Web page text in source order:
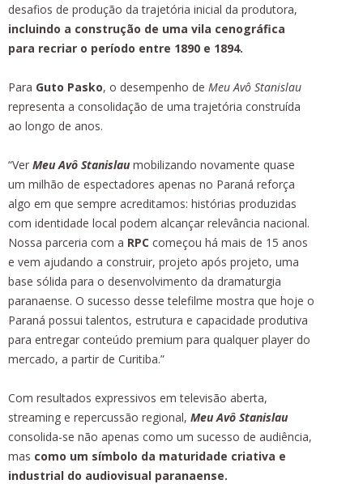
desafios de produção da trajetória inicial da produtora,
incluindo a construção de uma vila cenográfica
para recriar o período entre 1890 e 1894.
Para Guto Pasko, o desempenho de Meu Avô Stanislau
representa a consolidação de uma trajetória construída
ao longo de anos.
“Ver Meu Avô Stanislau mobilizando novamente quase
um milhão de espectadores apenas no Paraná reforça
algo em que sempre acreditamos: histórias produzidas
com identidade local podem alcançar relevância nacional.
Nossa parceria com a RPC começou há mais de 15 anos
e vem ajudando a construir, projeto após projeto, uma
base sólida para o desenvolvimento da dramaturgia
paranaense. O sucesso desse telefilme mostra que hoje o
Paraná possui talentos, estrutura e capacidade produtiva
para entregar conteúdo premium para qualquer player do
mercado, a partir de Curitiba.”
Com resultados expressivos em televisão aberta,
streaming e repercussão regional, Meu Avô Stanislau
consolida-se não apenas como um sucesso de audiência,
mas como um símbolo da maturidade criativa e
industrial do audiovisual paranaense.